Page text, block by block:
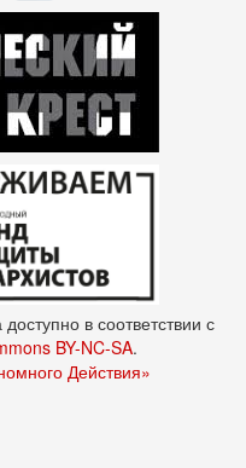
в соответствии с
BY-NC-SA.
Действия»